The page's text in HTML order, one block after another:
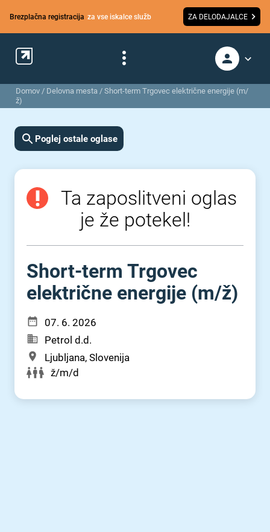
Brezplačna registracija za vse iskalce služb ZA DELODAJALCE
Domov / Delovna mesta / Short-term Trgovec električne energije (m/
ž)
Poglej ostale oglase
Ta zaposlitveni oglas
je že potekel!
Short-term Trgovec
električne energije (m⁠/⁠ž)
07. 6. 2026
Petrol d.d.
Ljubljana, Slovenija
ž/m/d